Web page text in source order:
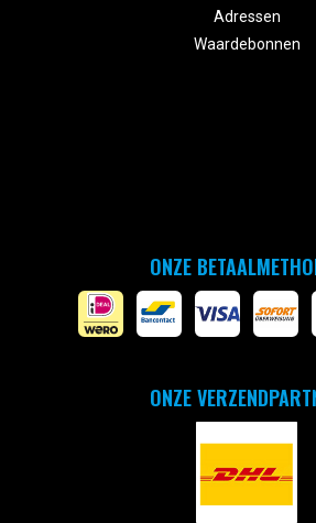
Adressen
Waardebonnen
ONZE
ONZE